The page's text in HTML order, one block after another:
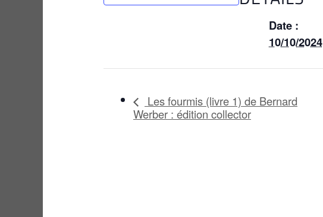
Date :
10/10/2024
Les fourmis (livre 1) de Bernard
Werber : édition collector